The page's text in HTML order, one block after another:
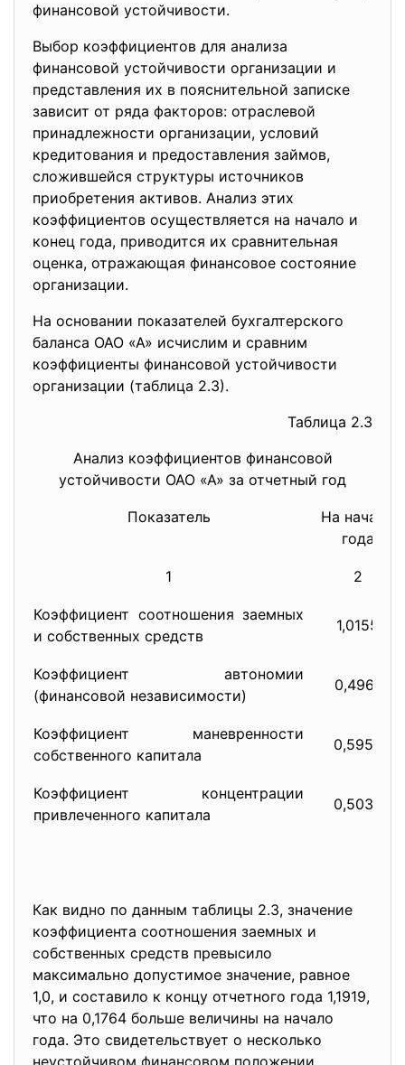
финансовой устойчивости.
Выбор коэффициентов для анализа
финансовой устойчивости организации и
представления их в пояснительной записке
зависит от ряда факторов: отраслевой
принадлежности организации, условий
кредитования и предоставления займов,
сложившейся структуры источников
приобретения активов. Анализ этих
коэффициентов осуществляется на начало и
конец года, приводится их сравнительная
оценка, отражающая финансовое состояние
организации.
На основании показателей бухгалтерского
баланса ОАО «А» исчислим и сравним
коэффициенты финансовой устойчивости
организации (таблица 2.3).
Таблица 2.3
Анализ коэффициентов финансовой
устойчивости ОАО «А» за отчетный год
Показатель
На начало
года
1 2
Коэффициент соотношения заемных
и собственных средств
1,0155
Коэффициент автономии
(финансовой независимости)
0,4961
Коэффициент маневренности
собственного капитала
0,5953
Коэффициент концентрации
привлеченного капитала
0,5039
Как видно по данным таблицы 2.3, значение
коэффициента соотношения заемных и
собственных средств превысило
максимально допустимое значение, равное
1,0, и составило к концу отчетного года 1,1919,
что на 0,1764 больше величины на начало
года. Это свидетельствует о несколько
неустойчивом финансовом положении